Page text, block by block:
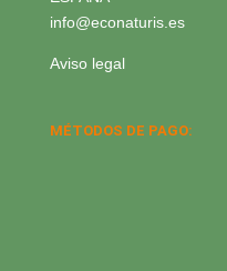
info@econaturis.es
Aviso legal
MÉTODOS DE PAGO: